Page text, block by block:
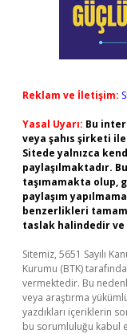
Reklam ve İletişim:
Yasal Uyarı: Bu
veya şahıs şirketi
Sitede yalnızca
paylaşılmaktadır.
taşımamakta olup,
paylaşım
benzerlikleri
taslak halindedir
Sitemiz, 5651 Sayılı
Kurumu (BTK)
vermektedir. Bu
veya araştırma
yazdıkları içeriklerin
bu sorumluluğu kabul